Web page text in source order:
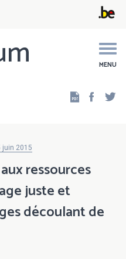
MENU
juin 2015
ressources
juste et
découlant de